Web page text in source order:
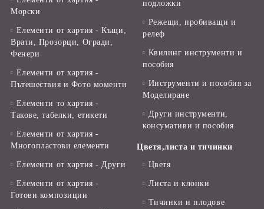
Морски
Елементи от хартия - Къщи,
Врати, Прозорци, Огради,
Фенери
Елементи от хартия -
Пътешествия и Фото моменти
Елементи то хартия -
Такове, табелки, етикети
Елементи от хартия -
Многопластови елементи
Елементи от хартия - Други
Елементи от хартия -
Готови композиции
подложки
Режещи, пробиващи и
релеф
Квилинг инструменти и
пособия
Инструменти и пособия за
Моделиране
Други инструменти,
консумативи и пособия
Цветя,листа и тичинки
Цветя
Листа и клонки
Тичинки и плодове